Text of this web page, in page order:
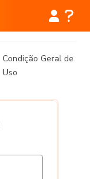
Condição Geral de
Uso